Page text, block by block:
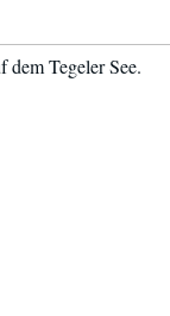
Tegeler See.